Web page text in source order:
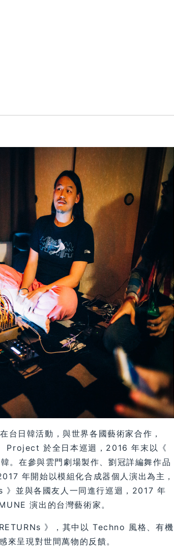
日韓活動，與世界各國藝術家合作，
Project 於全日本巡迴，2016 年末以《
在參與雲門劇場製作、劉冠詳編舞作品
年開始以模組化合成器個人演出為主，
》並與各國友人一同進行巡迴，2017 年
演出的台灣藝術家。
》，其中以 Techno 風格、有機
來呈現對世間萬物的反饋。